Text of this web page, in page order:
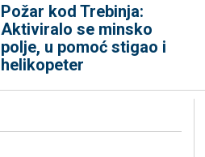
Požar kod Trebinja:
Aktiviralo se minsko
polje, u pomoć stigao i
helikopeter